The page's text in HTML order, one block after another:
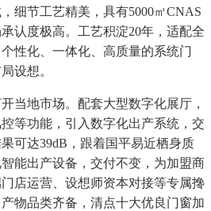
细节工艺精美，具有5000㎡CNAS
认度极高。工艺积淀20年，适配全
性化、一体化、高质量的系统门
设想。
地市场。配套大型数字化展厅，
等功能，引入数字化出产系统，交
可达39dB，跟着国平易近栖身质
能出产设备，交付不变，为加盟商
店运营、设想师资本对接等专属搀
物品类齐备，清点十大优良门窗加